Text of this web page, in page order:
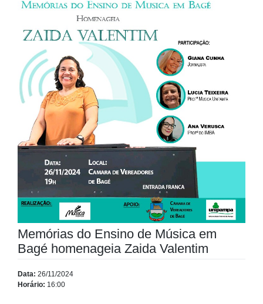
Memórias do Ensino de Música em
Bagé homenageia Zaida Valentim
Data: 26/11/2024
Horário: 16:00